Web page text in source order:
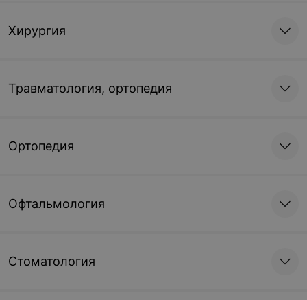
Хирургия
Травматология, ортопедия
Ортопедия
Офтальмология
Стоматология